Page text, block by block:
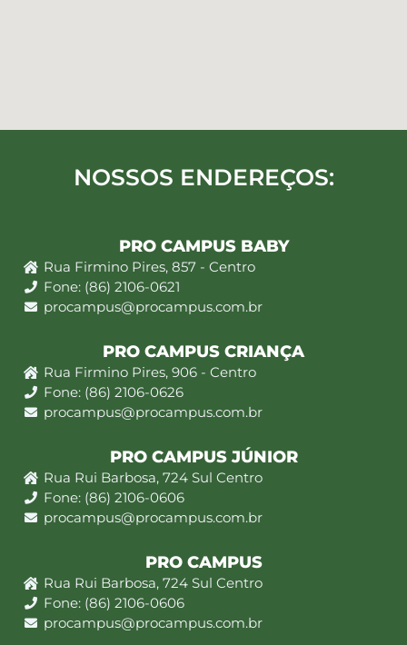
NOSSOS ENDEREÇOS:
PRO CAMPUS BABY
Rua Firmino Pires, 857 - Centro
Fone: (86) 2106-0621
procampus@procampus.com.br
PRO CAMPUS CRIANÇA
Rua Firmino Pires, 906 - Centro
Fone: (86) 2106-0626
procampus@procampus.com.br
PRO CAMPUS JÚNIOR
Rua Rui Barbosa, 724 Sul Centro
Fone: (86) 2106-0606
procampus@procampus.com.br
PRO CAMPUS
Rua Rui Barbosa, 724 Sul Centro
Fone: (86) 2106-0606
procampus@procampus.com.br